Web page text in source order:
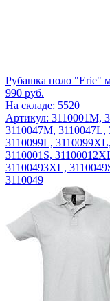
Рубашка поло "Erie"
990 руб.
На складе: 5520
Артикул: 3110001M,
3110047M,
3110099L,
3110001S,
31100493XL,
3110049